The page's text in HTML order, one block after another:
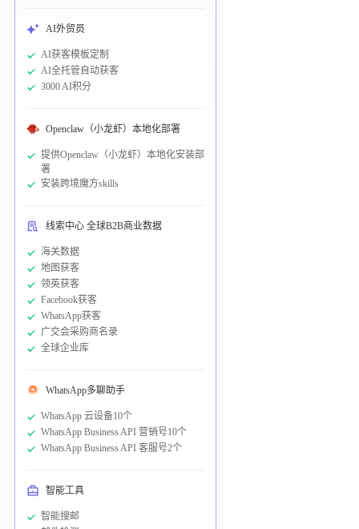
AI外贸员
AI获客模板定制
AI全托管自动获客
3000 AI积分
Openclaw（小龙虾）本地化部署
提供Openclaw（小龙虾）本地化安装部
署
安装跨境魔方skills
线索中心 全球B2B商业数据
海关数据
地图获客
领英获客
Facebook获客
WhatsApp获客
广交会采购商名录
全球企业库
WhatsApp多聊助手
WhatsApp 云设备10个
WhatsApp Business API 营销号10个
WhatsApp Business API 客服号2个
智能工具
智能搜邮